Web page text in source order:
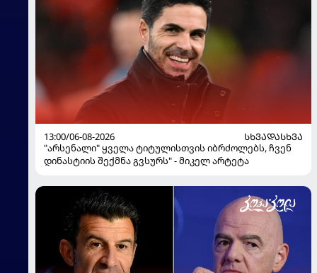
13:00/06-08-2026
ᲡᲮᲕᲐᲓᲐᲡᲮᲕᲐ
"არსენალი" ყველა ტიტულისთვის იბრძოლებს, ჩვენ
დინასტიის შექმნა გვსურს" - მიკელ არტეტა